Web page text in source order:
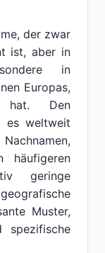
der zwar
ist, aber in
in
Europas,
hat. Den
es weltweit
häufigeren
geringe
Muster,
spezifische